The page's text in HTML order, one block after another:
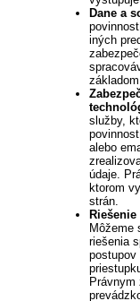
Dane a
iných
služby,
alebo
údaje.
ktorom
strán.
Môžeme
riešenia
postupov
Právnym